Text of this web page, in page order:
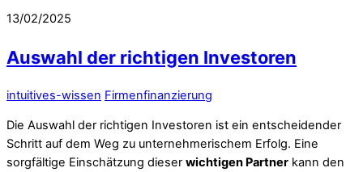
13/02/2025
Auswahl der richtigen Investoren
intuitives-wissen Firmenfinanzierung
Die Auswahl der richtigen Investoren ist ein entscheidender
Schritt auf dem Weg zu unternehmerischem Erfolg. Eine
sorgfältige Einschätzung dieser wichtigen Partner kann den